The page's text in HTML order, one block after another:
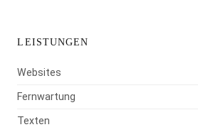
LEISTUNGEN
Websites
Fernwartung
Texten